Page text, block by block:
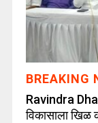
BREAKING
Ravindra
विकासाला खिळ